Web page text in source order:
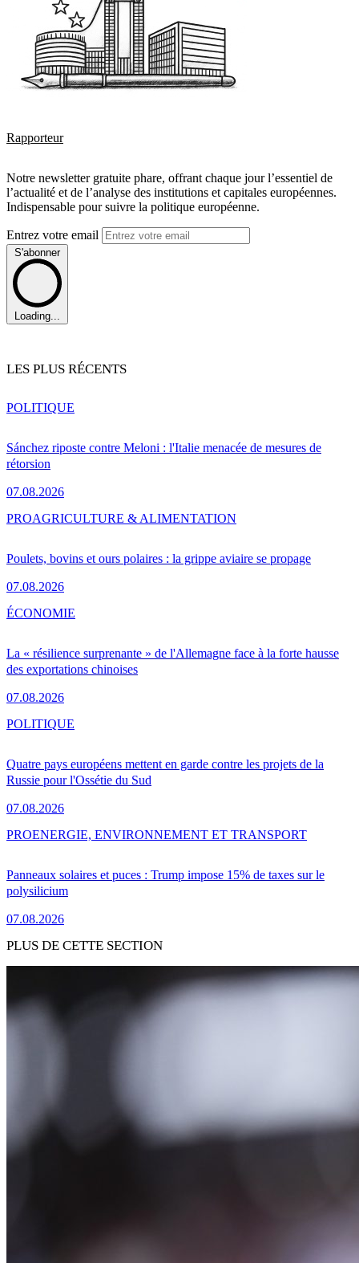
Rapporteur
Notre newsletter gratuite phare, offrant chaque jour l’essentiel de
l’actualité et de l’analyse des institutions et capitales européennes.
Indispensable pour suivre la politique européenne.
Entrez votre email
S'abonner
Loading...
LES PLUS RÉCENTS
Sánchez riposte contre Meloni : l'Italie menacée de mesures de
rétorsion
07.08.2026
POLITIQUE
Poulets, bovins et ours polaires : la grippe aviaire se propage
07.08.2026
PROAGRICULTURE & ALIMENTATION
La « résilience surprenante » de l'Allemagne face à la forte hausse
des exportations chinoises
07.08.2026
ÉCONOMIE
Quatre pays européens mettent en garde contre les projets de la
Russie pour l'Ossétie du Sud
07.08.2026
POLITIQUE
Panneaux solaires et puces : Trump impose 15% de taxes sur le
polysilicium
07.08.2026
PROENERGIE, ENVIRONNEMENT ET TRANSPORT
PLUS DE CETTE SECTION